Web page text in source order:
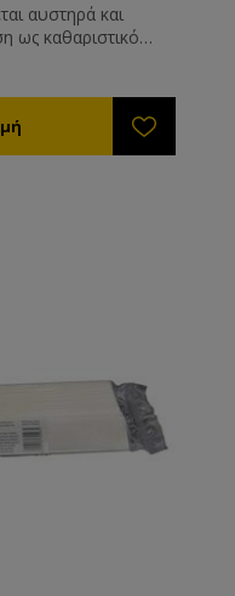
αυστηρά και
ως καθαριστικό
προτείνεται και